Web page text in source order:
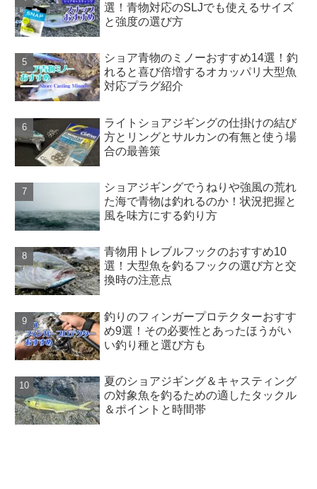
選！青物対応のSLJでも使えるサイズ
と強度の選び方
ショア青物のミノーおすすめ14選！釣
れると喜び倍増するオカッパリ大型魚
対応プラグ紹介
ライトショアジギングの仕掛けの結び
方とリングとサルカンの有無と使う場
合の最善策
ショアジギングでうねりや強風の荒れ
た海で青物は釣れるのか！状況把握と
風を味方にする釣り方
青物用トレブルフックのおすすめ10
選！大型魚を釣るフックの選び方と交
換時の注意点
釣りのフィンガープロテクターおすす
め9選！その必要性とあったほうがい
い釣り種と選び方も
夏のショアジギング＆キャスティング
の対象魚を釣るための適したタックル
＆ポイントと時間帯